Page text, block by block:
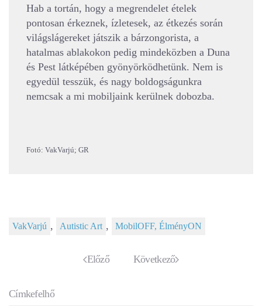
Hab a tortán, hogy a megrendelet ételek
pontosan érkeznek, ízletesek, az étkezés során
világslágereket játszik a bárzongorista, a
hatalmas ablakokon pedig mindeközben a Duna
és Pest látképében gyönyörködhetünk. Nem is
egyedül tesszük, és nagy boldogságunkra
nemcsak a mi mobiljaink kerülnek dobozba.
Fotó: VakVarjú; GR
VakVarjú , Autistic Art , MobilOFF, ÉlményON
Előző Következő
Címkefelhő